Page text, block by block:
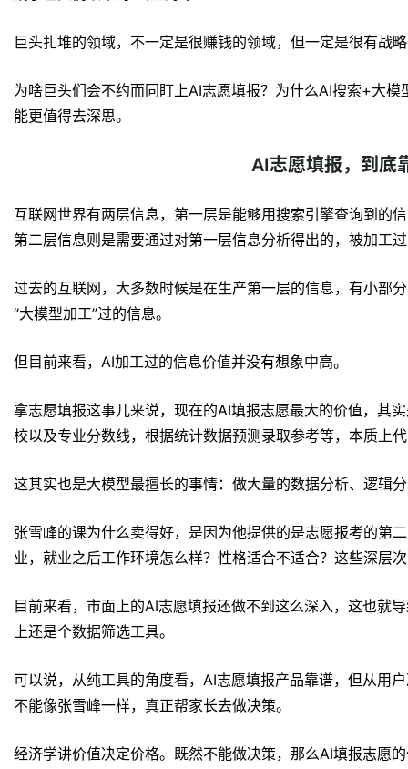
巨头扎堆的领域，不一定是很赚钱的领域，但一定是很有战
为啥巨头们会不约而同盯上AI志愿填报？为什么AI搜索+大
能更值得去深思。
AI志愿填报，到底
互联网世界有两层信息，第一层是能够用搜索引擎查询到的
第二层信息则是需要通过对第一层信息分析得出的，被加工
过去的互联网，大多数时候是在生产第一层的信息，有小部
“大模型加工”过的信息。
但目前来看，AI加工过的信息价值并没有想象中高。
拿志愿填报这事儿来说，现在的AI填报志愿最大的价值，其
校以及专业分数线，根据统计数据预测录取参考等，本质上
这其实也是大模型最擅长的事情：做大量的数据分析、逻辑
张雪峰的课为什么卖得好，是因为他提供的是志愿报考的第
业，就业之后工作环境怎么样？性格适合不适合？这些深层
目前来看，市面上的AI志愿填报还做不到这么深入，这也就
上还是个数据筛选工具。
可以说，从纯工具的角度看，AI志愿填报产品靠谱，但从用
不能像张雪峰一样，真正帮家长去做决策。
经济学讲价值决定价格。既然不能做决策，那么AI填报志愿